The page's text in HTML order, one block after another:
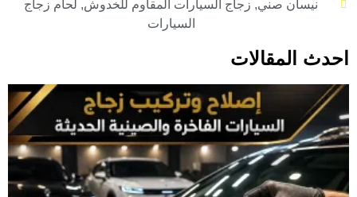
نيسان صني, زجاج السيارات المقاوم للخدوش, لحام زجاج
السيارات
احدث المقالات